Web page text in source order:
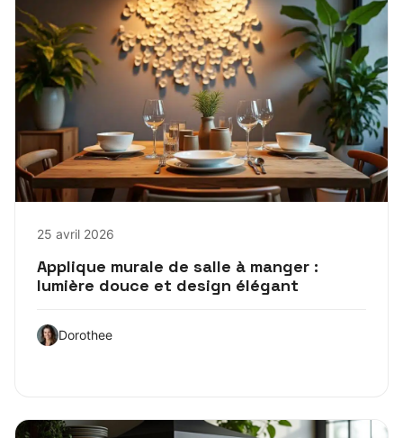
25 avril 2026
Applique murale de salle à manger :
lumière douce et design élégant
Dorothee